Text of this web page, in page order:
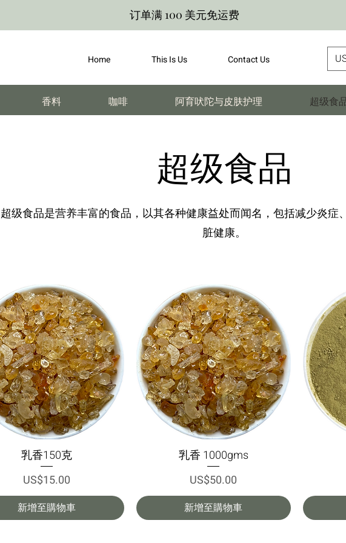
订单满 100 美元免运费
Home This Is Us Contact Us
香料 咖啡 阿育吠陀与皮肤护理 超级食
超级食品
超级食品是营养丰富的食品，以其各种健康益处而闻名，包括减少炎症
脏健康。
快速瀏覽
乳香150克
價格
US$15.00
新增至購物車
快速瀏覽
乳香 1000gms
價格
US$50.00
新增至購物車